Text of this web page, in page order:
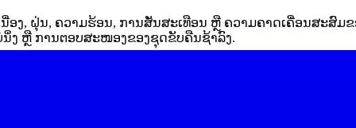
ນື່ອງ, ຝຸ່ນ, ຄວາມຮ້ອນ, ການສັ່ນສະເທືອນ ຫຼື ຄວາມຄາດເຄື່ອນສະ
ນິ່ງ ຫຼື ການຕອບສະໜອງຂອງຊຸດຂັບຄືນຊ້າລົງ.
ອຍໄວ້ນານ, ບັນຫາທີ່ເລີ່ມຈາກຈຸດນ້ອຍໆອາດກະທົບໄປຫາຄວາມແ